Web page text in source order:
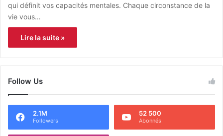
qui définit vos capacités mentales. Chaque circonstance de la
vie vous…
Lire la suite »
Follow Us
2.1M
Followers
52 500
Abonnés